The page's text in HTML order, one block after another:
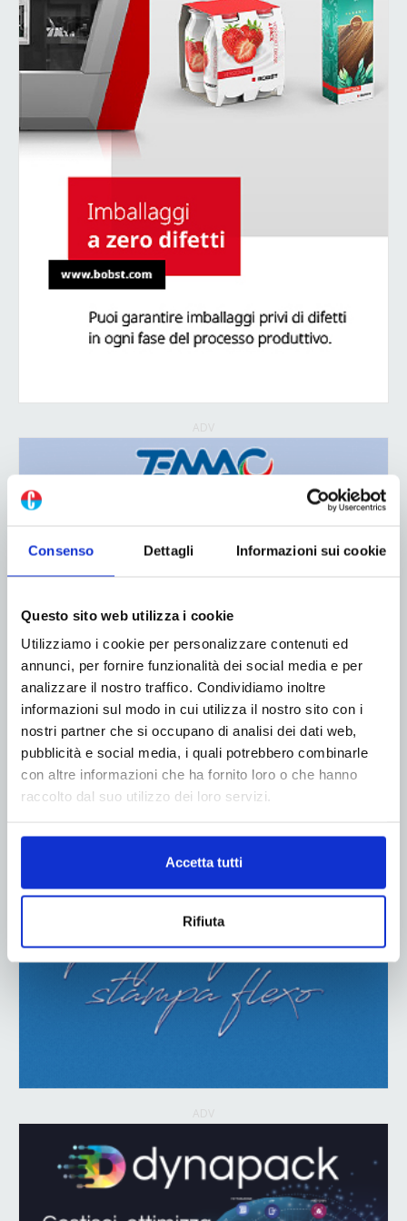
Consenso Dettagli Informazioni sui cookie
Questo sito web utilizza i cookie
Utilizziamo i cookie per personalizzare contenuti ed
annunci, per fornire funzionalità dei social media e per
analizzare il nostro traffico. Condividiamo inoltre
informazioni sul modo in cui utilizza il nostro sito con i
nostri partner che si occupano di analisi dei dati web,
pubblicità e social media, i quali potrebbero combinarle
con altre informazioni che ha fornito loro o che hanno
raccolto dal suo utilizzo dei loro servizi.
Accetta tutti
Rifiuta
ADV